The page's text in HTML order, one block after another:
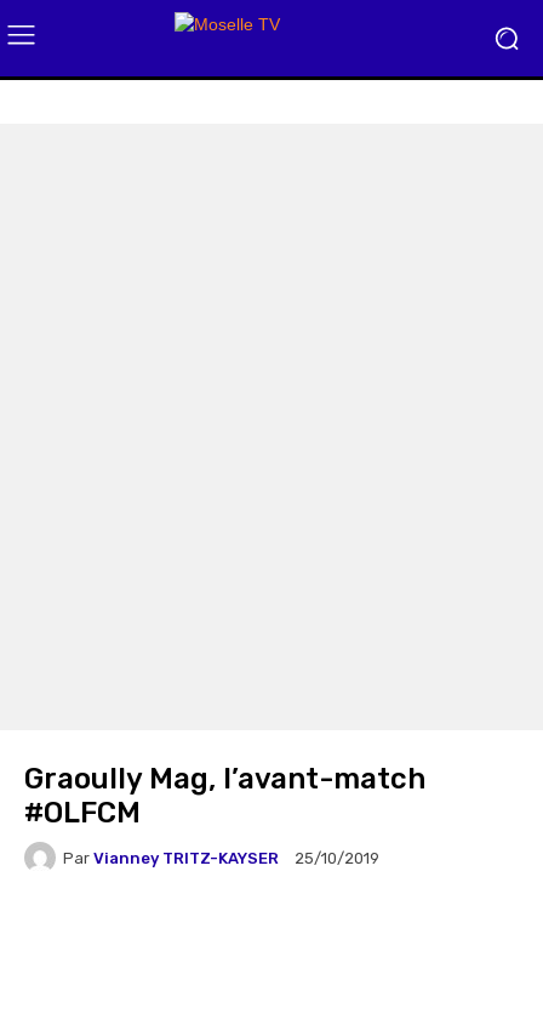
Graoully Mag, l’avant-match
#OLFCM
Par Vianney TRITZ-KAYSER 25/10/2019